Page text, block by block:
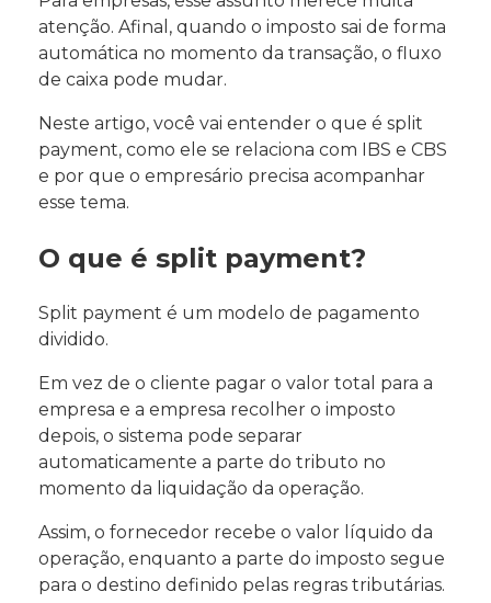
atenção. Afinal, quando o imposto sai de forma
automática no momento da transação, o fluxo
de caixa pode mudar.
Neste artigo, você vai entender o que é split
payment, como ele se relaciona com IBS e CBS
e por que o empresário precisa acompanhar
esse tema.
O que é split payment?
Split payment é um modelo de pagamento
dividido.
Em vez de o cliente pagar o valor total para a
empresa e a empresa recolher o imposto
depois, o sistema pode separar
automaticamente a parte do tributo no
momento da liquidação da operação.
Assim, o fornecedor recebe o valor líquido da
operação, enquanto a parte do imposto segue
para o destino definido pelas regras tributárias.